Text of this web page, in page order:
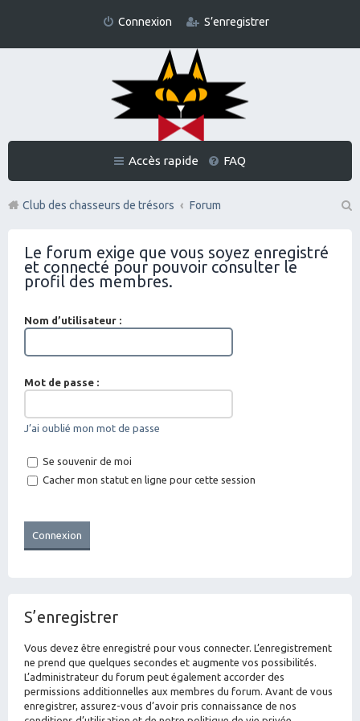
Connexion S’enregistrer
Accès rapide FAQ
Club des chasseurs de trésors
Forum
Le forum exige que vous soyez enregistré
et connecté pour pouvoir consulter le
profil des membres.
Nom d’utilisateur :
Mot de passe :
J’ai oublié mon mot de passe
Se souvenir de moi
Cacher mon statut en ligne pour cette session
S’enregistrer
Vous devez être enregistré pour vous connecter. L’enregistrement
ne prend que quelques secondes et augmente vos possibilités.
L’administrateur du forum peut également accorder des
permissions additionnelles aux membres du forum. Avant de vous
enregistrer, assurez-vous d’avoir pris connaissance de nos